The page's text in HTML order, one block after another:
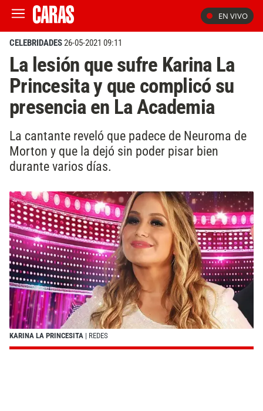
EN VIVO
CELEBRIDADES26-05-2021 09:11
La lesión que sufre Karina La
Princesita y que complicó su
presencia en La Academia
La cantante reveló que padece de Neuroma de
Morton y que la dejó sin poder pisar bien
durante varios días.
KARINA LA PRINCESITA | REDES